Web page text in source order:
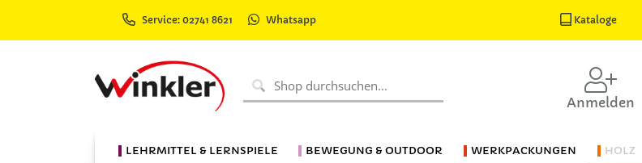
Service: 02741 8621 Whatsapp Kataloge
Anmelden
LEHRMITTEL & LERNSPIELE BEWEGUNG & OUTDOOR WERKPACKUNGEN HOLZ